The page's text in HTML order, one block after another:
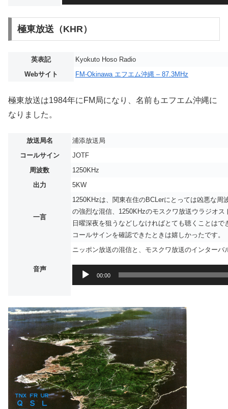
レ
ー
極東放送（KHR）
英表記
Kyokuto Hoso Radio
Webサイト
FM-Okinawa エフエム沖縄 – 87.3MHz
極東放送は1984年にFM局になり、名前もエフエム沖縄に
なりました。
放送局名
浦添放送局
コールサイン
JOTF
周波数
1250KHz
出力
5KW
一言
1250KHzは、関東在住のBCLerにとっては凶悪な周
の強烈な混信、1250KHzのモスクワ放送ウラジオ
日曜深夜を狙うなどしなければとても聴くことは
コールサインを確認できたときは嬉しかったです。
音声
ニッポン放送の混信と、モスクワ放送のインター
ー
ヤ
ー
00:00